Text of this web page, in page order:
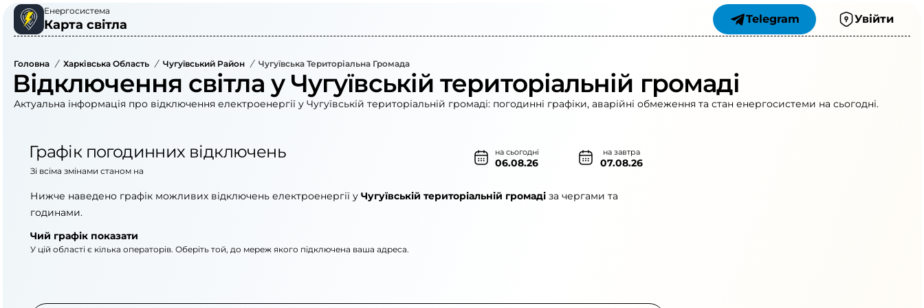
Енергосистема
Карта світла Telegram Увійти
Головна / Харківська Область / Чугуївський Район / Чугуївська Територіальна Громада
Відключення світла у Чугуївській територіальній громаді
Актуальна інформація про відключення електроенергії у Чугуївській територіальній громаді: погодинні графіки, аварійні обмеження та стан енергосистеми на сьогодні.
Графік погодинних відключень на сьогодні
06.08.26
на завтра
07.08.26
Зі всіма змінами станом на
Нижче наведено графік можливих відключень електроенергії у Чугуївській територіальній громаді за чергами та
годинами.
Чий графік показати
У цій області є кілька операторів. Оберіть той, до мереж якого підключена ваша адреса.